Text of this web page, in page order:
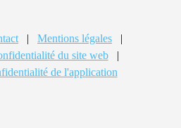
| Mentions légales
|
du site web
|
de l'application